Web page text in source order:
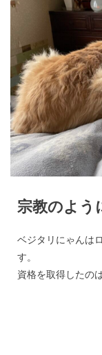
宗教のよう
ベジタリにゃんは
す。
資格を取得したの